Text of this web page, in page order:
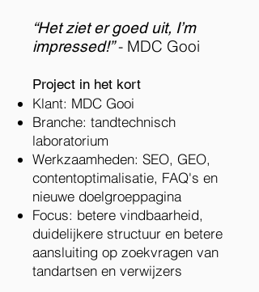
“Het ziet er goed uit, I’m
impressed!” - MDC Gooi
Project in het kort
Klant: MDC Gooi
Branche: tandtechnisch
laboratorium
Werkzaamheden: SEO, GEO,
contentoptimalisatie, FAQ's en
nieuwe doelgroeppagina
Focus: betere vindbaarheid,
duidelijkere structuur en betere
aansluiting op zoekvragen van
tandartsen en verwijzers